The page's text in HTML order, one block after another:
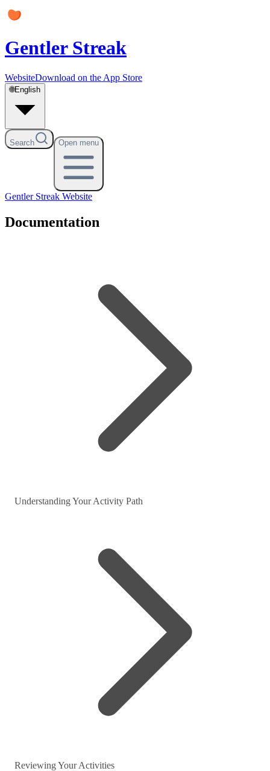
Gentler Streak
WebsiteDownload on the App Store
🌐English
Search Open menu
Gentler Streak Website
Documentation
Understanding Your Activity Path
Reviewing Your Activities